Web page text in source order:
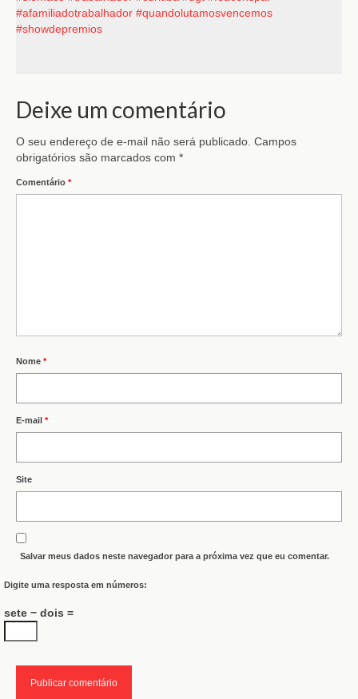
#afamiliadotrabalhador #quandolutamosvencemos
#showdepremios
Deixe um comentário
O seu endereço de e-mail não será publicado. Campos
obrigatórios são marcados com *
Comentário *
Nome *
E-mail *
Site
Salvar meus dados neste navegador para a próxima vez que eu comentar.
Digite uma resposta em números:
sete − dois =